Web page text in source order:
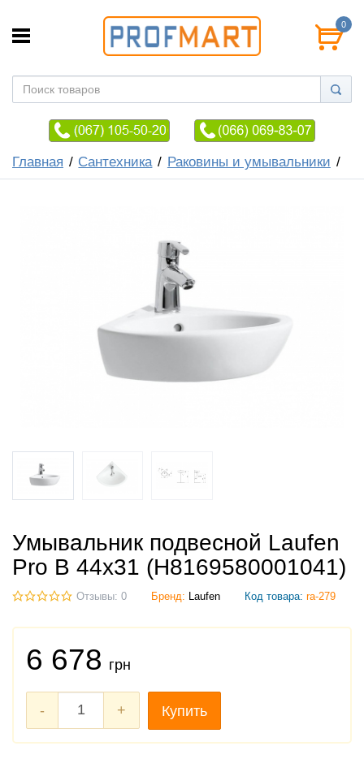
0
Главная Сантехника Раковины и умывальники
Умывальник подвесной Laufen
Pro B 44х31 (H8169580001041)
Отзывы: 0 Бренд: Laufen Код товара: ra-279
6 678 грн
- + Купить